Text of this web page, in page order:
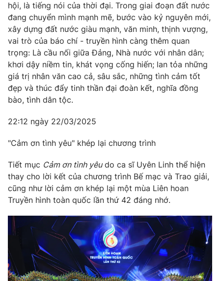
hội, là tiếng nói của thời đại. Trong giai đoạn đất nước
đang chuyển mình mạnh mẽ, bước vào kỷ nguyên mới,
xây dựng đất nước giàu mạnh, văn minh, thịnh vượng,
vai trò của báo chí - truyền hình càng thêm quan
trọng: Là cầu nối giữa Đảng, Nhà nước với nhân dân;
khơi dậy niềm tin, khát vọng cống hiến; lan tỏa những
giá trị nhân văn cao cả, sâu sắc, những tình cảm tốt
đẹp và thúc đẩy tinh thần đại đoàn kết, nghĩa đồng
bào, tình dân tộc.
22:12 ngày 22/03/2025
"Cảm ơn tình yêu" khép lại chương trình
Tiết mục Cảm ơn tình yêudo ca sĩ Uyên Linh thể hiện
thay cho lời kết của chương trình Bế mạc và Trao giải,
cũng như lời cảm ơn khép lại một mùa Liên hoan
Truyền hình toàn quốc lần thứ 42 đáng nhớ.